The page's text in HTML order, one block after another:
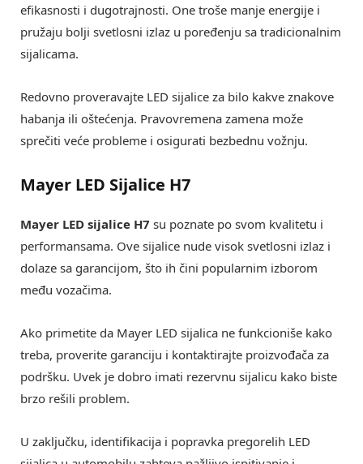
efikasnosti i dugotrajnosti. One troše manje energije i
pružaju bolji svetlosni izlaz u poređenju sa tradicionalnim
sijalicama.
Redovno proveravajte LED sijalice za bilo kakve znakove
habanja ili oštećenja. Pravovremena zamena može
sprečiti veće probleme i osigurati bezbednu vožnju.
Mayer LED Sijalice H7
Mayer LED sijalice H7 su poznate po svom kvalitetu i
performansama. Ove sijalice nude visok svetlosni izlaz i
dolaze sa garancijom, što ih čini popularnim izborom
među vozačima.
Ako primetite da Mayer LED sijalica ne funkcioniše kako
treba, proverite garanciju i kontaktirajte proizvođača za
podršku. Uvek je dobro imati rezervnu sijalicu kako biste
brzo rešili problem.
U zaključku, identifikacija i popravka pregorelih LED